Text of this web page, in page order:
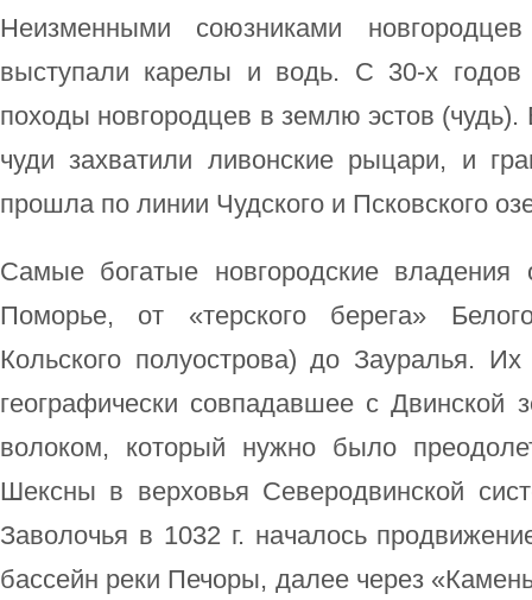
Неизменными союзниками
выступали карелы и водь. С 30-х
походы новгородцев в землю эстов
чуди захватили ливонские рыцари, и
прошла по линии Чудского и Псковского
Самые богатые новгородские владения
Поморье, от «терского берега»
Кольского полуострова) до Зауралья.
географически совпадавшее с Двинской
волоком, который нужно было
Шексны в верховья Северодвинской
Заволочья в 1032 г. началось
бассейн реки Печоры, далее через